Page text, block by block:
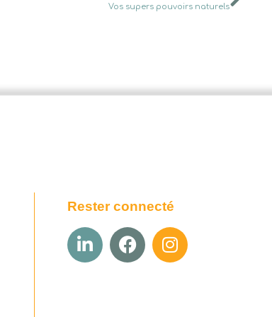
Vos supers pouvoirs naturels
Rester connecté